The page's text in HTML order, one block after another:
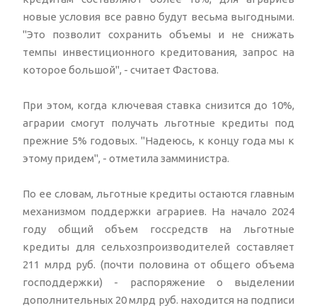
новые условия все равно будут весьма выгодными.
"Это позволит сохранить объемы и не снижать
темпы инвестиционного кредитования, запрос на
которое большой", - считает Фастова.
При этом, когда ключевая ставка снизится до 10%,
аграрии смогут получать льготные кредиты под
прежние 5% годовых. "Надеюсь, к концу года мы к
этому придем", - отметила замминистра.
По ее словам, льготные кредиты остаются главным
механизмом поддержки аграриев. На начало 2024
году общий объем госсредств на льготные
кредиты для сельхозпроизводителей составляет
211 млрд руб. (почти половина от общего объема
господдержки) - распоряжение о выделении
дополнительных 20 млрд руб. находится на подписи